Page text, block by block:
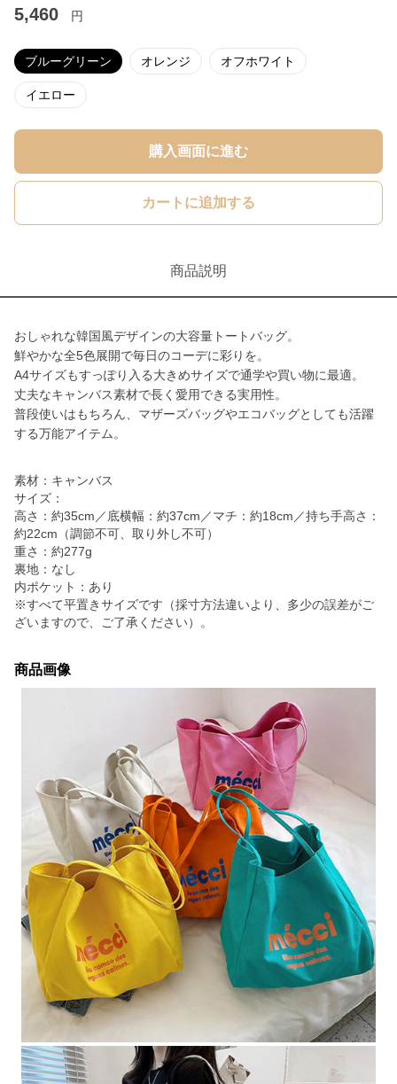
5,460 円
ブルーグリーン オレンジ オフホワイト
イエロー
購入画面に進む
カートに追加する
商品説明
おしゃれな韓国風デザインの大容量トートバッグ。
鮮やかな全5色展開で毎日のコーデに彩りを。
A4サイズもすっぽり入る大きめサイズで通学や買い物に最適。
丈夫なキャンバス素材で長く愛用できる実用性。
普段使いはもちろん、マザーズバッグやエコバッグとしても活躍
する万能アイテム。
素材：キャンバス
サイズ：
高さ：約35cm／底横幅：約37cm／マチ：約18cm／持ち手高さ：
約22cm（調節不可、取り外し不可）
重さ：約277g
裏地：なし
内ポケット：あり
※すべて平置きサイズです（採寸方法違いより、多少の誤差がご
ざいますので、ご了承ください）。
商品画像